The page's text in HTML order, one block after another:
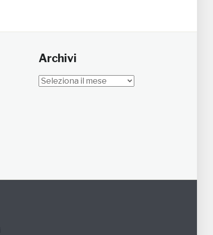
Archivi
Archivi